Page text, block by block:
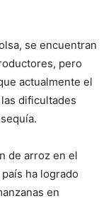
se encuentran
pero
actualmente el
dificultades
de arroz en el
ha logrado
en